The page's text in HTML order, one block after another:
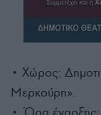
• Χώρος:
Μερκούρη».